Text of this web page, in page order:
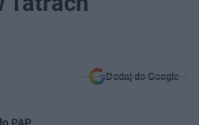
Dodaj do Google